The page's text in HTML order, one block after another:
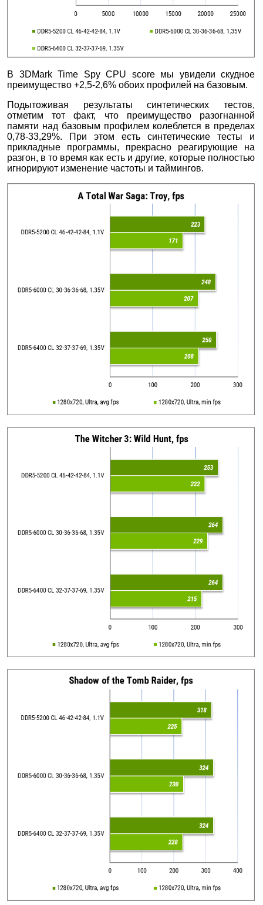
В 3DMark Time Spy CPU score мы увидели скудное
преимущество +2,5-2,6% обоих профилей на базовым.
Подытоживая результаты синтетических тестов,
отметим тот факт, что преимущество разогнанной
памяти над базовым профилем колеблется в пределах
0,78-33,29%. При этом есть синтетические тесты и
прикладные программы, прекрасно реагирующие на
разгон, в то время как есть и другие, которые полностью
игнорируют изменение частоты и таймингов.